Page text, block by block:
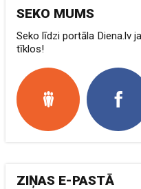
SEKO MUMS
Seko līdzi portāla Diena.lv
tīklos!
ZIŅAS E-PASTĀ